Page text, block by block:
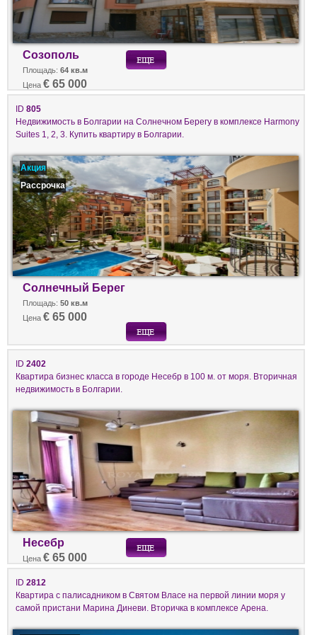
Созополь
Площадь: 64 кв.м
Цена € 65 000
ID 805
Недвижимость в Болгарии на Солнечном Берегу в комплексе Harmony
Suites 1, 2, 3. Купить квартиру в Болгарии.
Акция
Рассрочка
Солнечный Берег
Площадь: 50 кв.м
Цена € 65 000
ID 2402
Квартира бизнес класса в городе Несебр в 100 м. от моря. Вторичная
недвижимость в Болгарии.
Несебр
Цена € 65 000
ID 2812
Квартира с палисадником в Святом Власе на первой линии моря у
самой пристани Марина Диневи. Вторичка в комплексе Арена.